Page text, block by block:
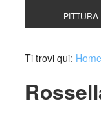
PITTURA
Ti trovi qui: Home